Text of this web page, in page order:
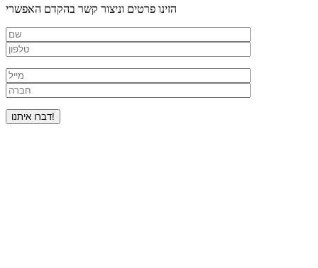
הזינו פרטים וניצור קשר בהקדם האפשרי